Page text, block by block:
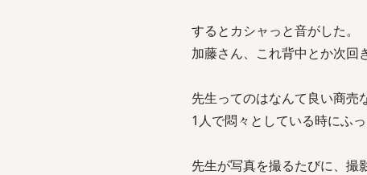
するとカシャっと音がした。
加藤さん、これ背中とか次回
先生ってのはなんて良い商売
1人で悶々としている時にふ
先生が写真を撮るたびに、撮